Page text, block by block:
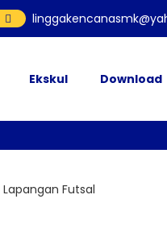
Ekskul Download
Lapangan Futsal